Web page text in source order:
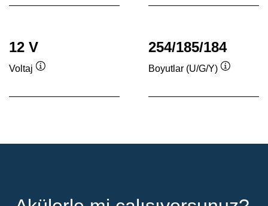
12 V
Voltaj
254/185/184
Boyutlar (U/G/Y)